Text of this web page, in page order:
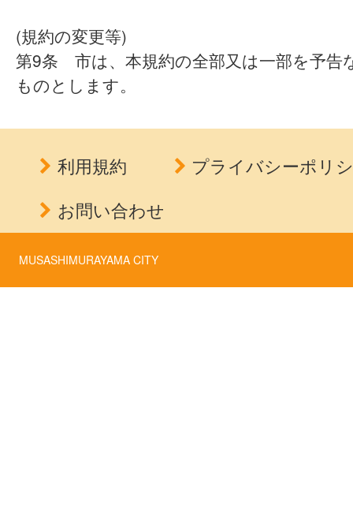
(規約の変更等)
第9条 市は、本規約の全部又は一部を予告
ものとします。
利用規約
プライバシーポリ
お問い合わせ
MUSASHIMURAYAMA CITY